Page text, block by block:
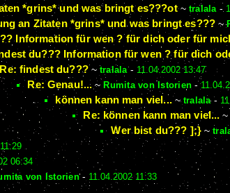
*grins* und was bringt es???ot~ tralala-
an Zitaten *grins* und was bringt es??? ~
Information für wen ? für dich oder für
du??? Information für wen ? für dich
Re: findest du???~ tralala- 11.04.2002 13:47
Re: Genau!... ~ Rumita von Istorien -
können kann man viel...~ tralala-
Re: können kann man viel... ~
Wer bist du??? ];} ~
06:34
von Istorien- 11.04.2002 11:33